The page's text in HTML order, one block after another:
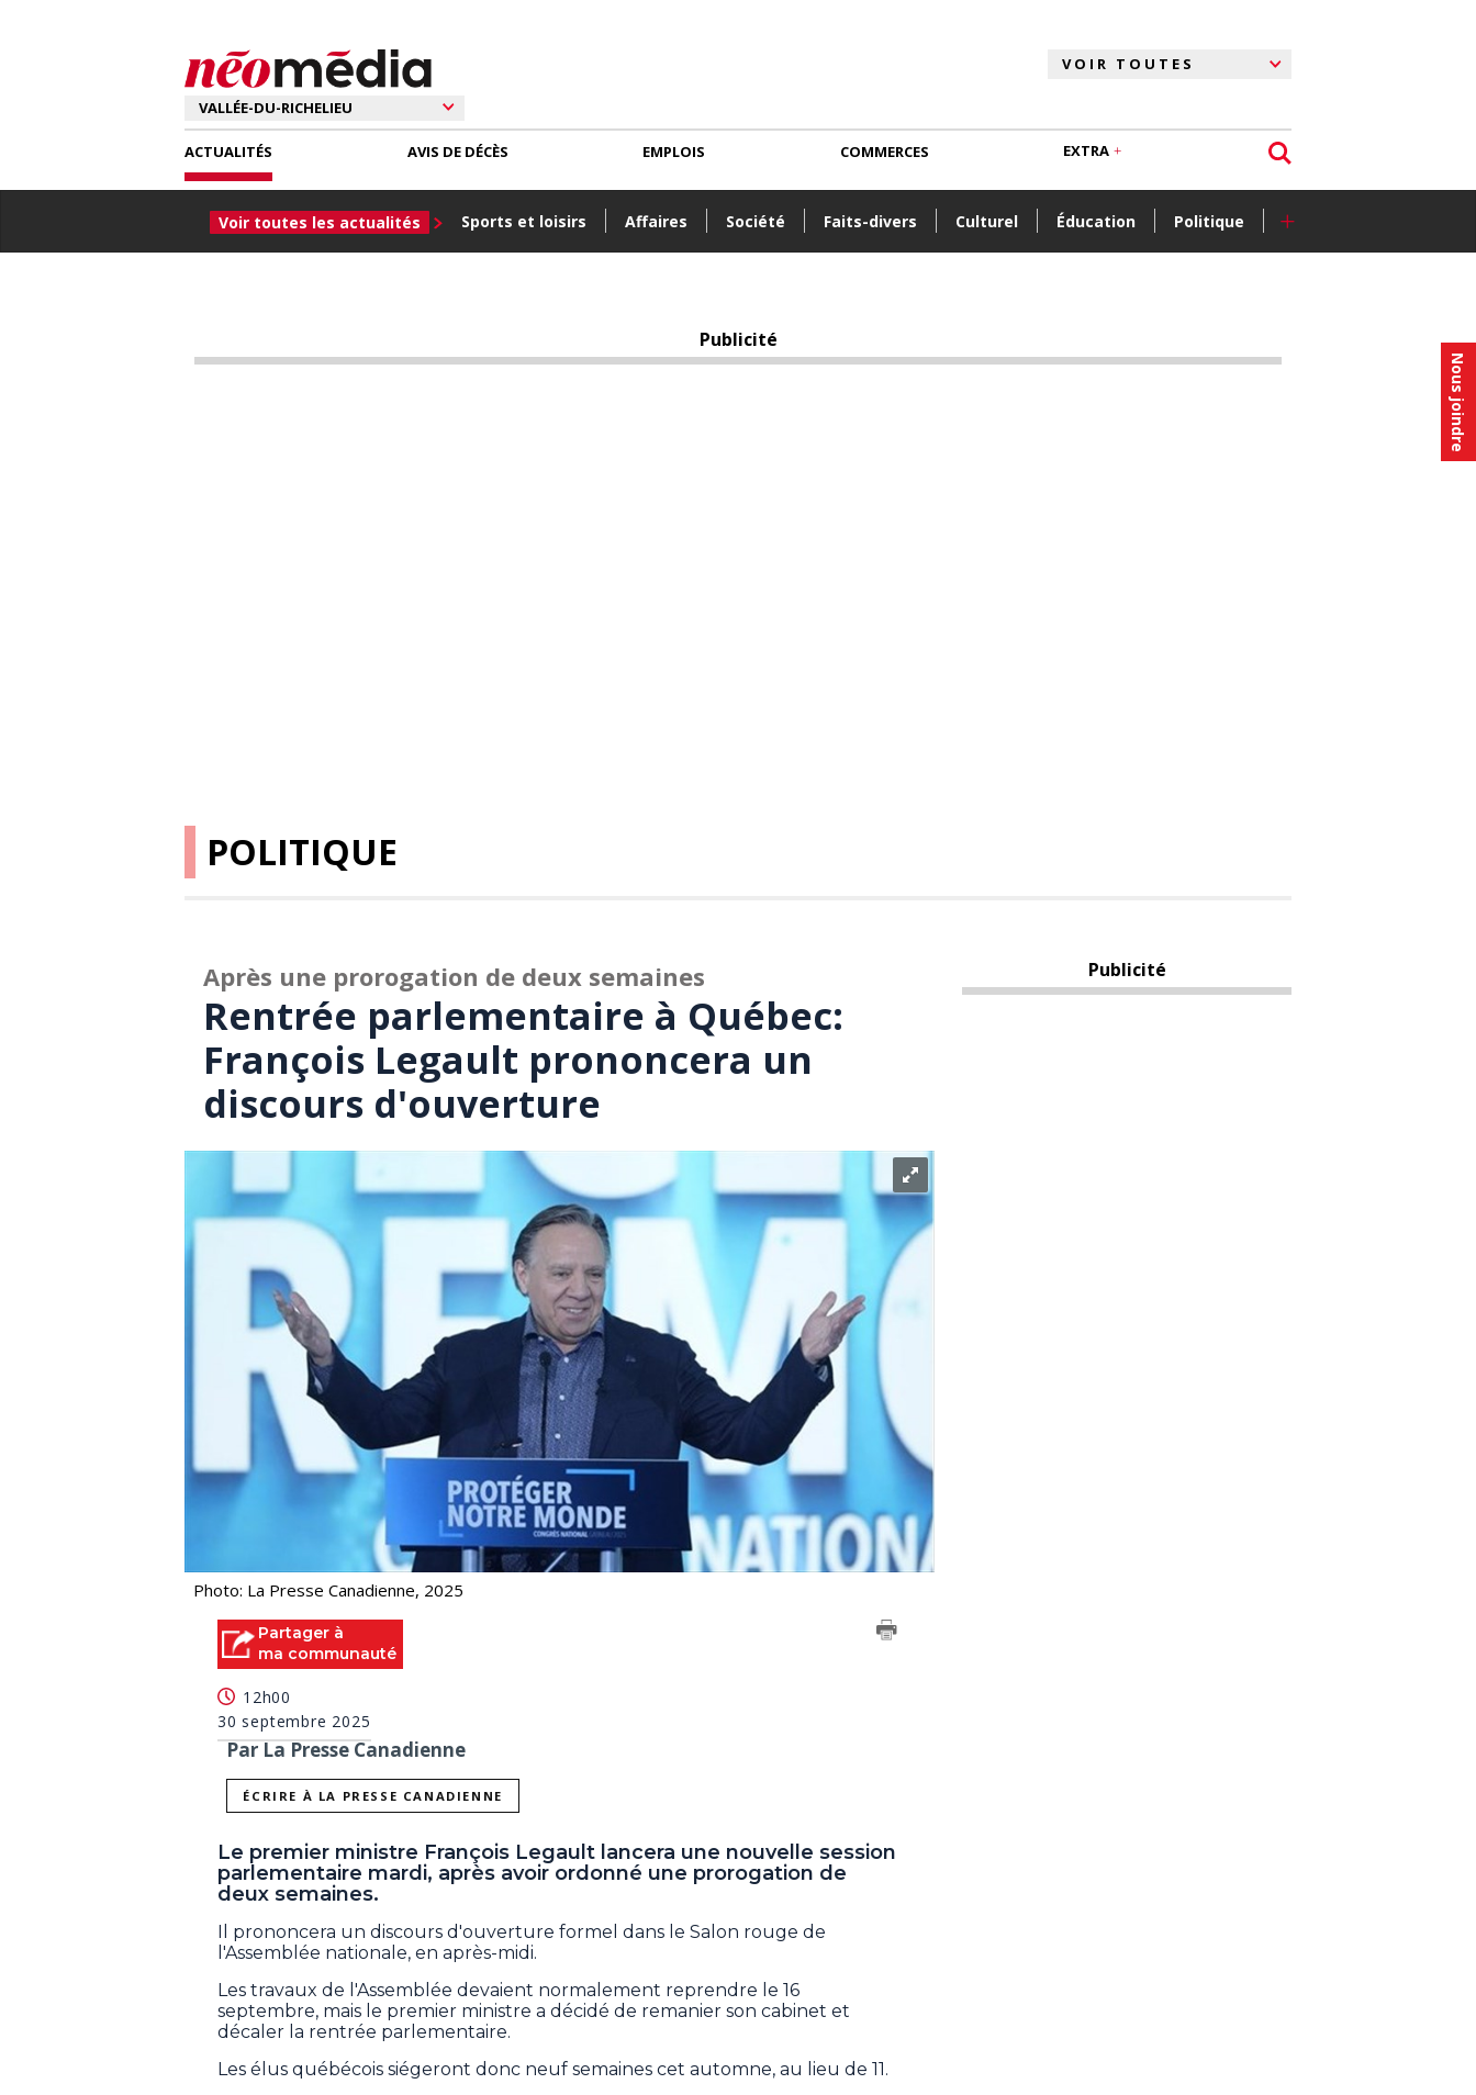
Nous joindre
ACTUALITÉS
Voir toutes les actualités Sports et loisirs Affaires Société Faits-divers Culturel Éducation Politique +
AVIS DE DÉCÈS EMPLOIS COMMERCES EXTRA
Publicité
POLITIQUE
Après une prorogation de deux semaines
Rentrée parlementaire à Québec:
François Legault prononcera un
discours d'ouverture
Photo: La Presse Canadienne, 2025
Partager à
ma communauté
12h00
30 septembre 2025
Par La Presse Canadienne
ÉCRIRE À LA PRESSE CANADIENNE
Le premier ministre François Legault lancera une nouvelle session
parlementaire mardi, après avoir ordonné une prorogation de
deux semaines.
Il prononcera un discours d'ouverture formel dans le Salon rouge de
l'Assemblée nationale, en après-midi.
Les travaux de l'Assemblée devaient normalement reprendre le 16
septembre, mais le premier ministre a décidé de remanier son cabinet et
décaler la rentrée parlementaire.
Les élus québécois siégeront donc neuf semaines cet automne, au lieu de 11.
Publicité